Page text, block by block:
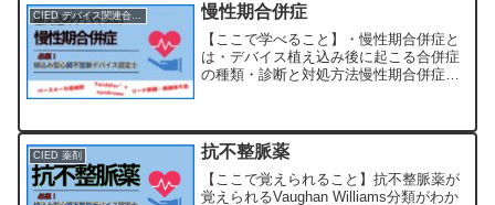
います。ただ、何らかの原因...
慢性期合併症
【ここで学べること】・慢性期合併症と
は・デバイス植え込み後に起こる合併症
の種類・診断と対処方法慢性期合併症慢
見と適切な治療により発症を抑えたり、
進行を遅らせることができま...
CIED 薬剤 抗不整脈薬
【ここで覚えられること】抗不整脈薬が
覚えられるVaughan Williams分類がわか